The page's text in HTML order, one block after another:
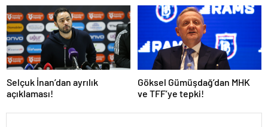
Selçuk İnan’dan ayrılık
açıklaması!
Göksel Gümüşdağ’dan MHK
ve TFF’ye tepki!